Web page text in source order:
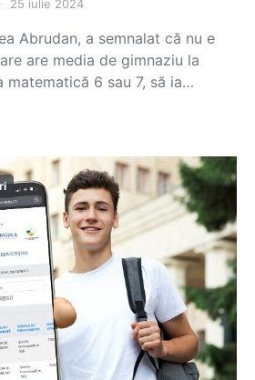
25 iulie 2024
Abrudan, a semnalat că nu e
are media de gimnaziu la
matematică 6 sau 7, să ia…